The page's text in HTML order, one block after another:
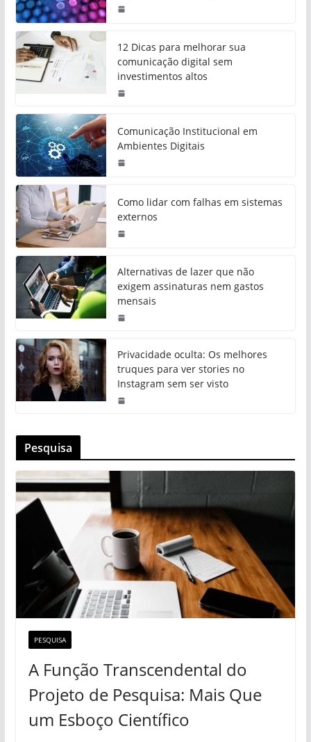
12 Dicas para melhorar sua
comunicação digital sem
investimentos altos
Comunicação Institucional em
Ambientes Digitais
Como lidar com falhas em sistemas
externos
Alternativas de lazer que não
exigem assinaturas nem gastos
mensais
Privacidade oculta: Os melhores
truques para ver stories no
Instagram sem ser visto
Pesquisa
PESQUISA
A Função Transcendental do
Projeto de Pesquisa: Mais Que
um Esboço Científico